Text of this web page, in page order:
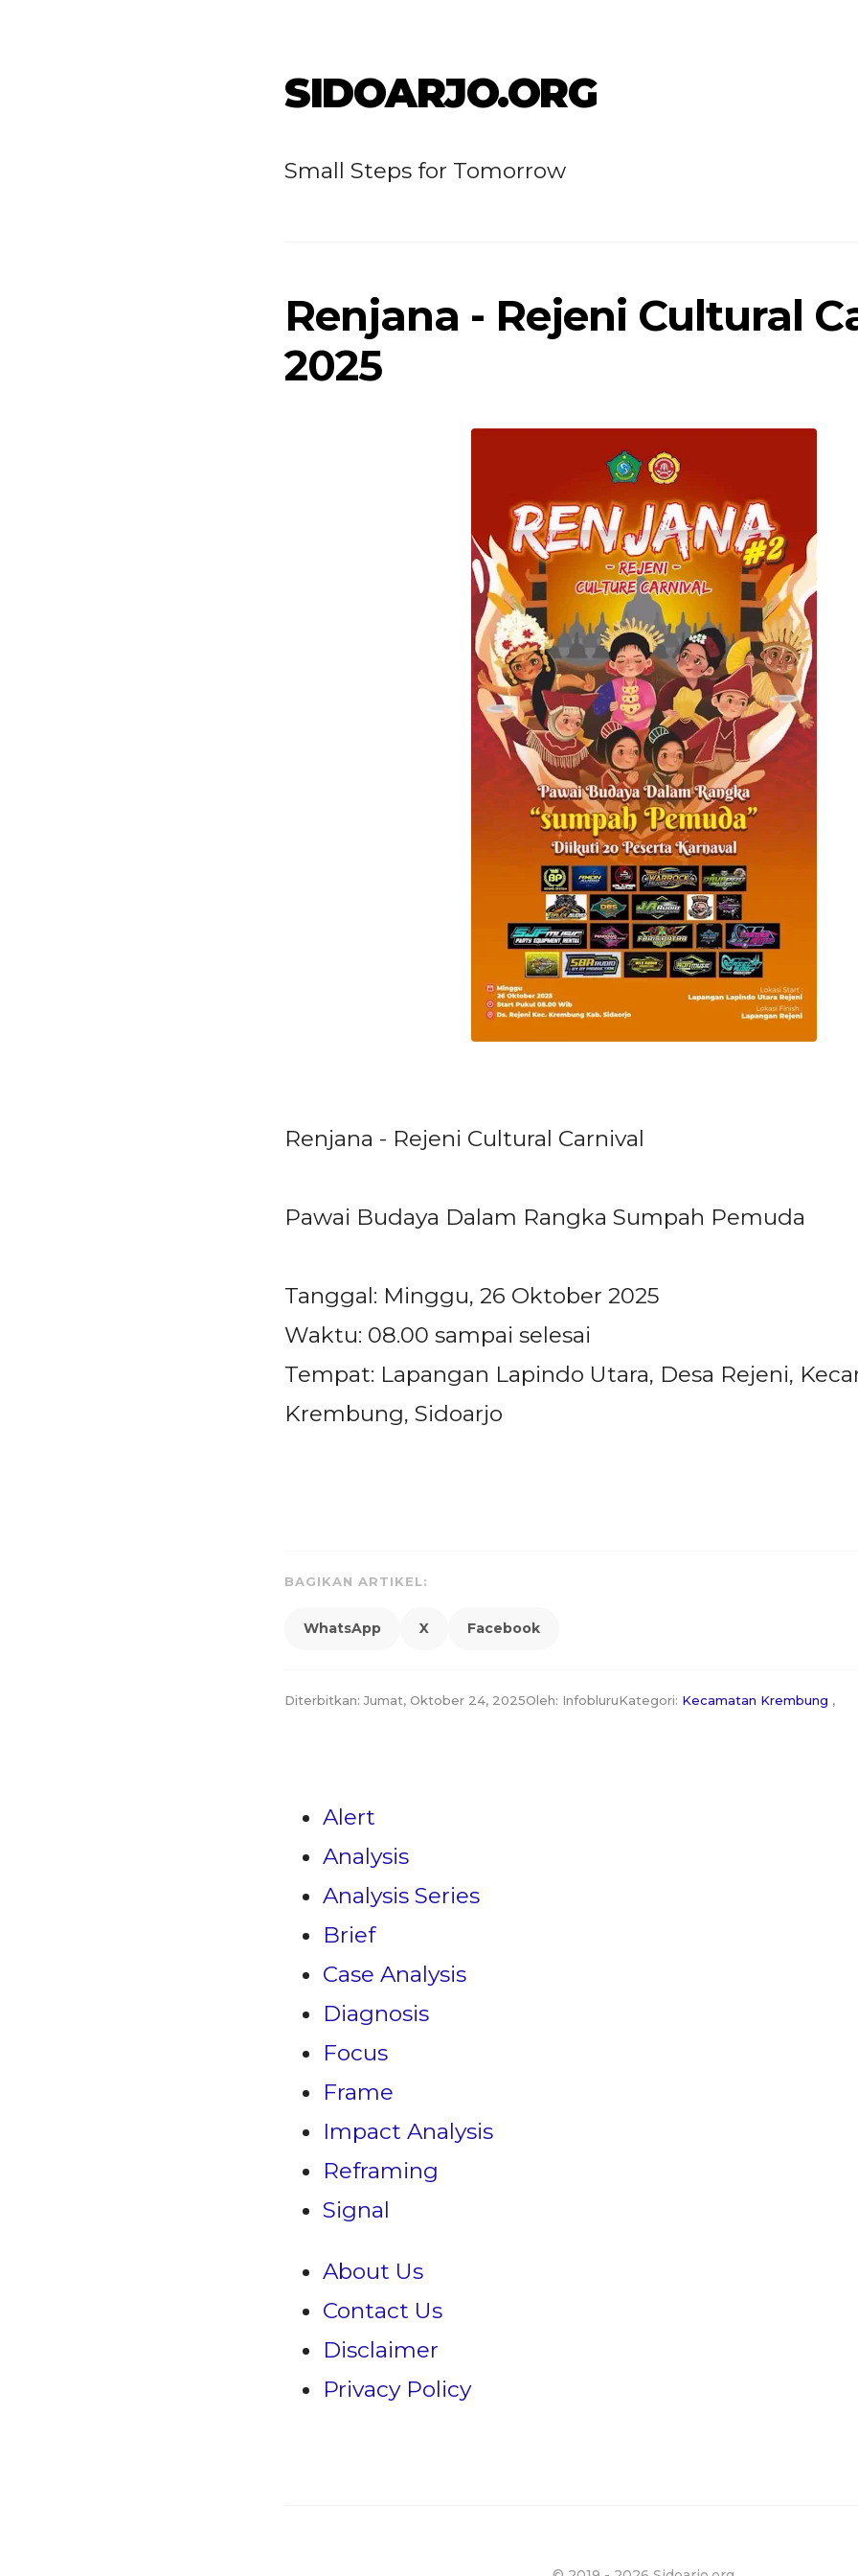
SIDOARJO.ORG
Small Steps for Tomorrow
Renjana - Rejeni Cultural
2025
Renjana - Rejeni Cultural Carnival
Pawai Budaya Dalam Rangka Sumpah Pemuda
Tanggal: Minggu, 26 Oktober 2025
Waktu: 08.00 sampai selesai
Tempat: Lapangan Lapindo Utara, Desa Rejeni,
Krembung, Sidoarjo
BAGIKAN ARTIKEL:
WhatsApp X Facebook
Diterbitkan: Jumat, Oktober 24, 2025Oleh: InfobluruKategori: Kecamatan Krembung ,
Alert
Analysis
Analysis Series
Brief
Case Analysis
Diagnosis
Focus
Frame
Impact Analysis
Reframing
Signal
About Us
Contact Us
Disclaimer
Privacy Policy